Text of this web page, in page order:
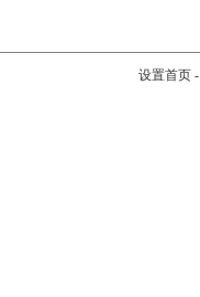
设置首页-